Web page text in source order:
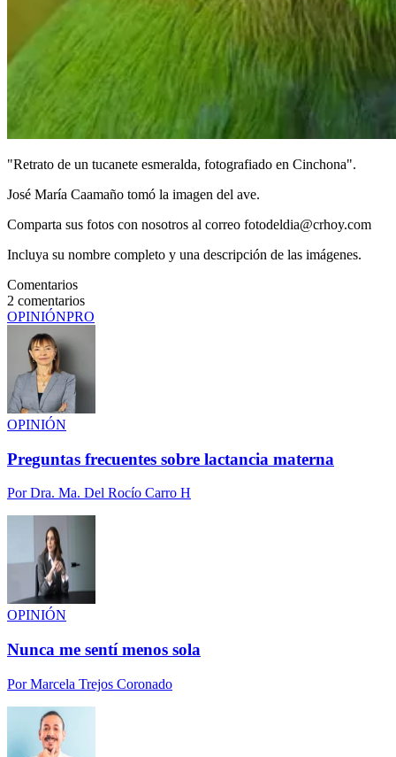
"Retrato de un tucanete esmeralda, fotografiado en Cinchona".
José María Caamaño tomó la imagen del ave.
Comparta sus fotos con nosotros al correo fotodeldia@crhoy.com
Incluya su nombre completo y una descripción de las imágenes.
Comentarios
2 comentarios
OPINIÓNPRO
OPINIÓN
Preguntas frecuentes sobre lactancia materna
PorDra. Ma. Del Rocío Carro H
OPINIÓN
Nunca me sentí menos sola
PorMarcela Trejos Coronado